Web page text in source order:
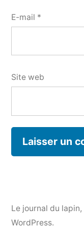
E-mail *
Site web
Le journal du lapin,
WordPress.